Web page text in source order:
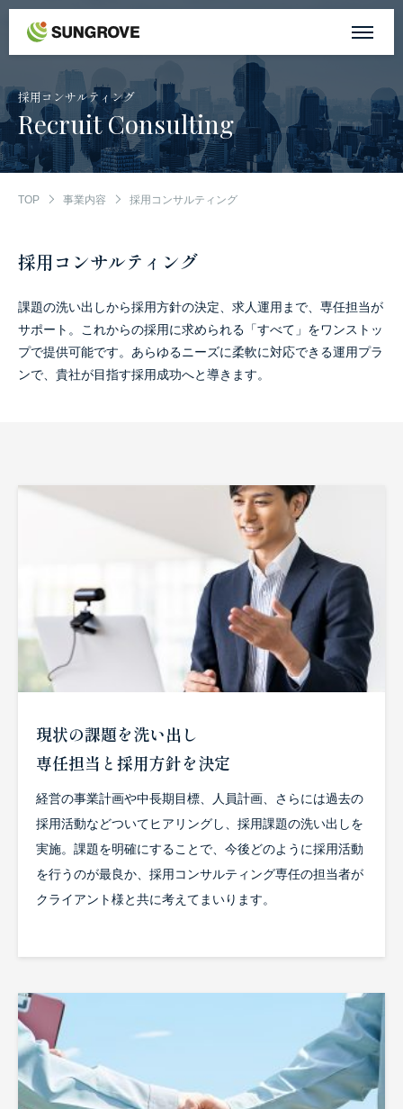
採用コンサルティング
Recruit Consulting
TOP 事業内容 採用コンサルティング
採用コンサルティング
課題の洗い出しから採用方針の決定、求人運用まで、専任担当が
サポート。これからの採用に求められる「すべて」をワンストッ
プで提供可能です。あらゆるニーズに柔軟に対応できる運用プラ
ンで、貴社が目指す採用成功へと導きます。
現状の課題を洗い出し
専任担当と採用方針を決定
経営の事業計画や中長期目標、人員計画、さらには過去の
採用活動などついてヒアリングし、採用課題の洗い出しを
実施。課題を明確にすることで、今後どのように採用活動
を行うのが最良か、採用コンサルティング専任の担当者が
クライアント様と共に考えてまいります。
サングローブについて
事業内容
制作実績
お知らせ
自社メディア